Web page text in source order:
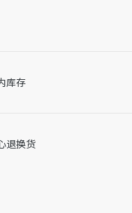
差、成分含量误差或其他细
库存
退换货